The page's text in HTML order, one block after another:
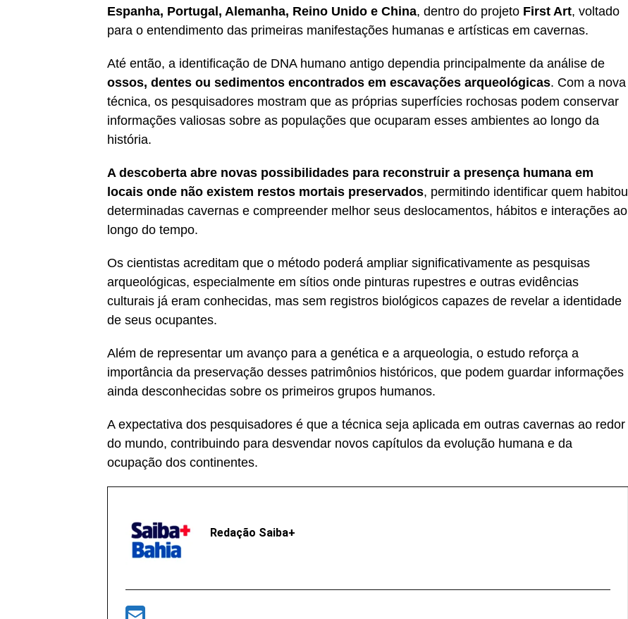
Espanha, Portugal, Alemanha, Reino Unido e China, dentro do projeto First Art, voltado
para o entendimento das primeiras manifestações humanas e artísticas em cavernas.
Até então, a identificação de DNA humano antigo dependia principalmente da análise de
ossos, dentes ou sedimentos encontrados em escavações arqueológicas. Com a nova
técnica, os pesquisadores mostram que as próprias superfícies rochosas podem conservar
informações valiosas sobre as populações que ocuparam esses ambientes ao longo da
história.
A descoberta abre novas possibilidades para reconstruir a presença humana em
locais onde não existem restos mortais preservados, permitindo identificar quem habitou
determinadas cavernas e compreender melhor seus deslocamentos, hábitos e interações ao
longo do tempo.
Os cientistas acreditam que o método poderá ampliar significativamente as pesquisas
arqueológicas, especialmente em sítios onde pinturas rupestres e outras evidências
culturais já eram conhecidas, mas sem registros biológicos capazes de revelar a identidade
de seus ocupantes.
Além de representar um avanço para a genética e a arqueologia, o estudo reforça a
importância da preservação desses patrimônios históricos, que podem guardar informações
ainda desconhecidas sobre os primeiros grupos humanos.
A expectativa dos pesquisadores é que a técnica seja aplicada em outras cavernas ao redor
do mundo, contribuindo para desvendar novos capítulos da evolução humana e da
ocupação dos continentes.
Redação Saiba+